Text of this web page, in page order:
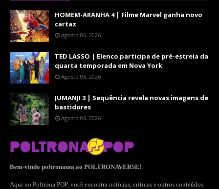
HOMEM-ARANHA 4 | Filme Marvel ganha novo
cartaz
Agosto 06, 2026
TED LASSO | Elenco participa de pré-estreia da
quarta temporada em Nova York
Agosto 06, 2026
JUMANJI 3 | Sequência revela novas imagens de
bastidores
Agosto 06, 2026
Bem-vindo poltronauta ao POLTRONAVERSE!
Aqui no Poltrona POP, você encontra notícias, críticas e outros conteúdos